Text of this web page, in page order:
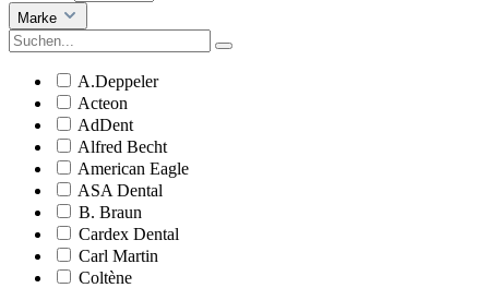
Marke
A.Deppeler
Acteon
AdDent
Alfred Becht
American Eagle
ASA Dental
B. Braun
Cardex Dental
Carl Martin
Coltène